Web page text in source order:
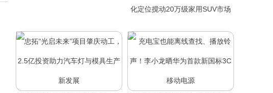
化定位搅动20万级家用SUV市场